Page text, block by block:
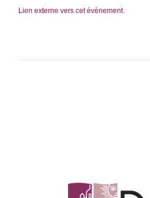
Lien externe vers cet évènement.